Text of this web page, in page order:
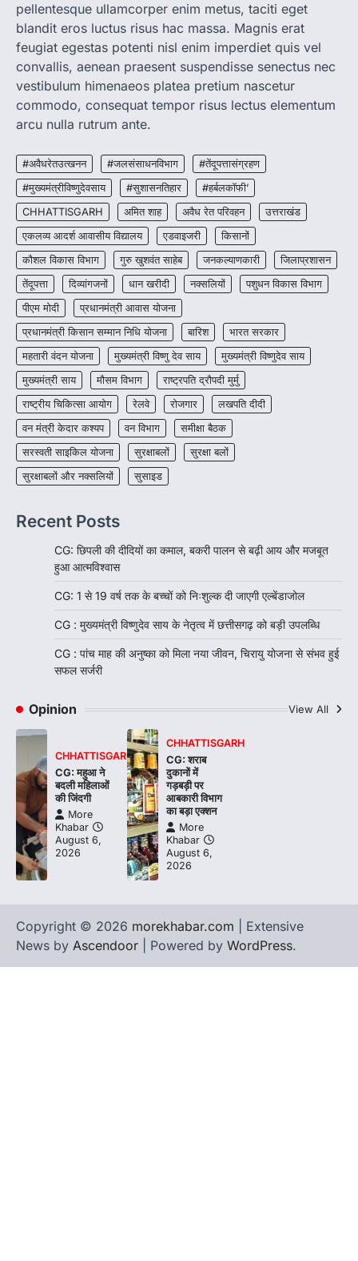
2
रायपुर। राष्ट्रीय कृमि मुक्ति दिवस भारत सरकार द्वारा
बच्चों के स्वास्थ्य सुधार के लिए वर्ष…
3
CHHATTISGARH
CG : मुख्यमंत्री विष्णुदेव साय के नेतृत्व में
छत्तीसगढ़ को बड़ी उपलब्धि
More Khabar
हरित विकास और किसानों की आय…
4
CHHATTISGARH
CG : पांच माह की अनुष्का को मिला नया
जीवन, चिरायु योजना से संभव हुई सफल सर्जरी
More Khabar August 7, 2026
रायपुर। राष्ट्रीय बाल स्वास्थ्य कार्यक्रम (चिरायु) के तहत
जशपुर जिले की 5 माह की मासूम…
pellentesque ullamcorper enim metus, taciti eget
blandit eros luctus risus hac massa. Magnis erat
feugiat egestas potenti nisl enim imperdiet quis vel
convallis, aenean praesent suspendisse senectus nec
vestibulum himenaeos platea pretium nascetur
commodo, consequat tempor risus lectus elementum
arcu nulla rutrum ante.
#अवैधरेतउत्खनन #जलसंसाधनविभाग
#तेंदूपत्तासंग्रहण
#मुख्यमंत्रीविष्णुदेवसाय
#सुशासनतिहार
#हर्बलकॉफी’
CHHATTISGARH
अमित शाह अवैध रेत परिवहन
उत्तराखंड
एकलव्य आदर्श आवासीय विद्यालय
एडवाइजरी
किसानों
कौशल विकास विभाग
गुरु खुशवंत साहेब जनकल्याणकारी
जिलाप्रशासन
तेंदूपत्ता
दिव्यांगजनों धान खरीदी नक्सलियों
पशुधन विकास विभाग
पीएम मोदी
प्रधानमंत्री आवास योजना
प्रधानमंत्री किसान सम्मान निधि योजना
बारिश
भारत सरकार
महतारी वंदन योजना
मुख्यमंत्री विष्णु देव साय
मुख्यमंत्री विष्णुदेव साय
मुख्यमंत्री साय
मौसम विभाग
राष्ट्रपति द्रौपदी मुर्मु
राष्ट्रीय चिकित्सा आयोग
रेलवे रोजगार
लखपति दीदी
वन मंत्री केदार कश्यप
वन विभाग
समीक्षा बैठक
सरस्वती साइकिल योजना
सुरक्षाबलों
सुरक्षा बलों
सुरक्षाबलों और नक्सलियों
सुसाइड
Recent Posts
CG: छिपली की दीदियों का कमाल, बकरी पालन से बढ़ी आय और मजबूत
हुआ आत्मविश्वास
CG: 1 से 19 वर्ष तक के बच्चों को निःशुल्क दी जाएगी एल्बेंडाजोल
CG : मुख्यमंत्री विष्णुदेव साय के नेतृत्व में छत्तीसगढ़ को बड़ी उपलब्धि
CG : पांच माह की अनुष्का को मिला नया जीवन, चिरायु योजना से संभव हुई
सफल सर्जरी
Opinion View All
CHHATTISGARH
CG: महुआ ने
बदली महिलाओं
की जिंदगी
More
Khabar
August 6,
2026
CHHATTISGARH
CG: शराब
दुकानों में
गड़बड़ी पर
आबकारी विभाग
का बड़ा एक्शन
More
Khabar
August 6,
2026
Copyright © 2026 morekhabar.com | Extensive
News by Ascendoor | Powered by WordPress.